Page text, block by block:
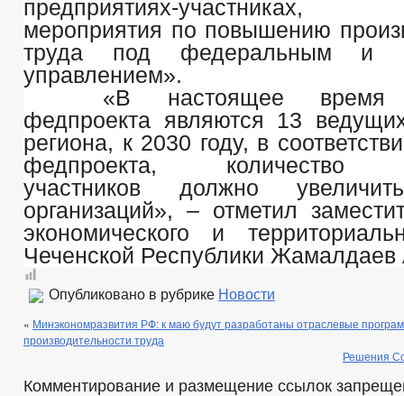
предприятиях-участниках,
мероприятия по повышению
труда под федеральным и
управлением».
«В настоящее время
федпроекта являются 13
региона, к 2030 году, в
федпроекта, количество
участников должно
организаций», – отметил
экономического и
Чеченской Республики
Опубликовано в рубрике Новости
« Минэкономразвития РФ: к маю будут разработаны отраслевые
производительности труда
Решения
Комментирование и размещение ссылок